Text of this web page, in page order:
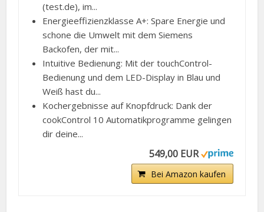
(test.de), im...
Energieeffizienzklasse A+: Spare Energie und
schone die Umwelt mit dem Siemens
Backofen, der mit...
Intuitive Bedienung: Mit der touchControl-
Bedienung und dem LED-Display in Blau und
Weiß hast du...
Kochergebnisse auf Knopfdruck: Dank der
cookControl 10 Automatikprogramme gelingen
dir deine...
549,00 EUR
Bei Amazon kaufen